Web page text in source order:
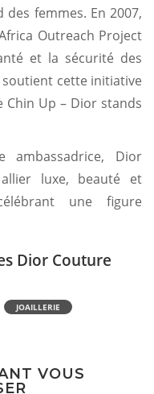
femmes. En 2007,
Outreach Project
et la sécurité des
cette initiative
Chin Up – Dior stands
ambassadrice, Dior
luxe, beauté et
une figure
Dior Couture
JOAILLERIE
VOUS